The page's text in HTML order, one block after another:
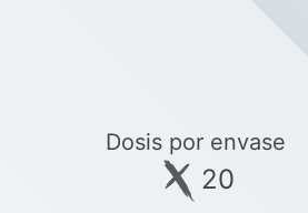
Dosis por envase
20